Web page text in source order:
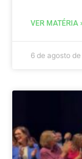
VER MATÉRIA
6 de agosto